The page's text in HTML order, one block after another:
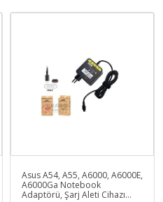
Asus A54, A55, A6000, A6000E,
A6000Ga Notebook
Adaptörü, Şarj Aleti Cihazı